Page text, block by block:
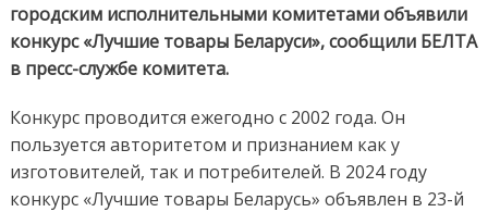
городским исполнительными комитетами объявили
конкурс «Лучшие товары Беларуси», сообщили БЕЛТА
в пресс-службе комитета.
Конкурс проводится ежегодно с 2002 года. Он
пользуется авторитетом и признанием как у
изготовителей, так и потребителей. В 2024 году
конкурс «Лучшие товары Беларусь» объявлен в 23-й